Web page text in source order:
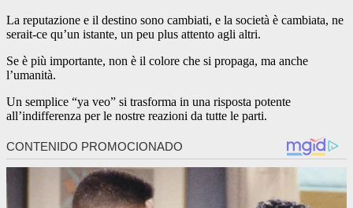
La reputazione e il destino sono cambiati, e la società è cambiata, ne
serait-ce qu’un istante, un peu plus attento agli altri.
Se è più importante, non è il colore che si propaga, ma anche
l’umanità.
Un semplice “ya veo” si trasforma in una risposta potente
all’indifferenza per le nostre reazioni da tutte le parti.